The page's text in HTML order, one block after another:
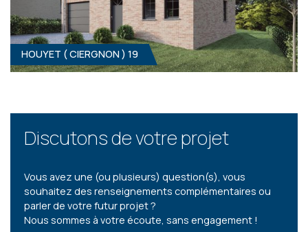
HOUYET ( CIERGNON ) 18
ÀPD 309 000 € HF*
HOUYET ( CIERGNON ) 19
Discutons de votre projet
Vous avez une (ou plusieurs) question(s), vous
souhaitez des renseignements complémentaires ou
parler de votre futur projet ?
Nous sommes à votre écoute, sans engagement !